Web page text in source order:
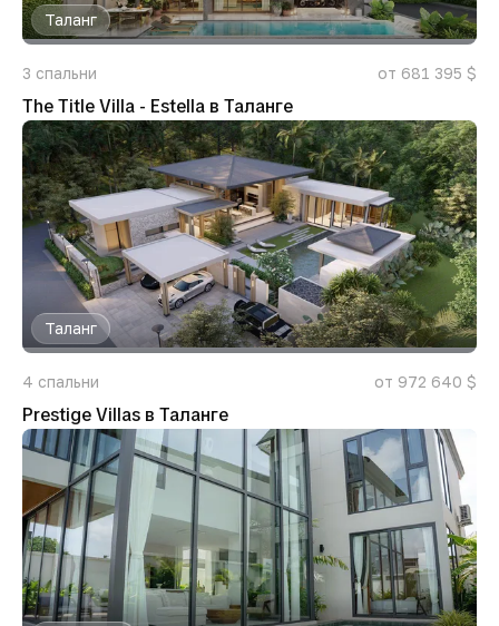
Таланг
3 спальни от 681 395 $
The Title Villa - Estella в Таланге
Таланг
4 спальни от 972 640 $
Prestige Villas в Таланге